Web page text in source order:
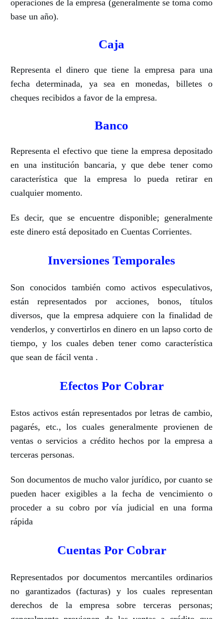
operaciones de la empresa (generalmente se toma como
base un año).
Caja
Representa el dinero que tiene la empresa para una
fecha determinada, ya sea en monedas, billetes o
cheques recibidos a favor de la empresa.
Banco
Representa el efectivo que tiene la empresa depositado
en una institución bancaria, y que debe tener como
característica que la empresa lo pueda retirar en
cualquier momento.
Es decir, que se encuentre disponible; generalmente
este dinero está depositado en Cuentas Corrientes.
Inversiones Temporales
Son conocidos también como activos especulativos,
están representados por acciones, bonos, títulos
diversos, que la empresa adquiere con la finalidad de
venderlos, y convertirlos en dinero en un lapso corto de
tiempo, y los cuales deben tener como característica
que sean de fácil venta .
Efectos Por Cobrar
Estos activos están representados por letras de cambio,
pagarés, etc., los cuales generalmente provienen de
ventas o servicios a crédito hechos por la empresa a
terceras personas.
Son documentos de mucho valor jurídico, por cuanto se
pueden hacer exigibles a la fecha de vencimiento o
proceder a su cobro por vía judicial en una forma
rápida
Cuentas Por Cobrar
Representados por documentos mercantiles ordinarios
no garantizados (facturas) y los cuales representan
derechos de la empresa sobre terceras personas;